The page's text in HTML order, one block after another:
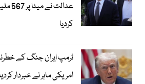
کردیا
ٹرمپ ایران جنگ کے
امریکی ماہر نے خبردار کردیا